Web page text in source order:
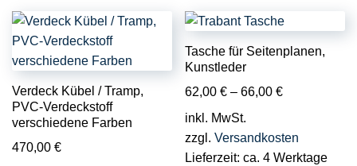
Verdeck Kübel / Tramp,
PVC-Verdeckstoff
verschiedene Farben
470,00 €
Tasche für Seitenplanen,
Kunstleder
62,00€ –66,00€
inkl. MwSt.
zzgl.Versandkosten
Lieferzeit:ca. 4 Werktage